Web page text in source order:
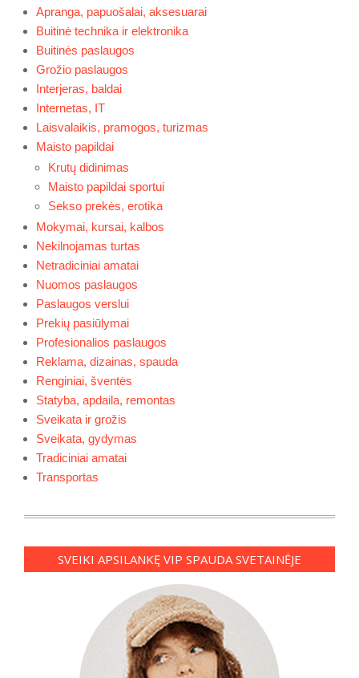
Apranga, papuošalai, aksesuarai
Buitinė technika ir elektronika
Buitinės paslaugos
Grožio paslaugos
Interjeras, baldai
Internetas, IT
Laisvalaikis, pramogos, turizmas
Maisto papildai
Krutų didinimas
Maisto papildai sportui
Sekso prekės, erotika
Mokymai, kursai, kalbos
Nekilnojamas turtas
Netradiciniai amatai
Nuomos paslaugos
Paslaugos verslui
Prekių pasiūlymai
Profesionalios paslaugos
Reklama, dizainas, spauda
Renginiai, šventės
Statyba, apdaila, remontas
Sveikata ir grožis
Sveikata, gydymas
Tradiciniai amatai
Transportas
SVEIKI APSILANKĘ VIP SPAUDA SVETAINĖJE